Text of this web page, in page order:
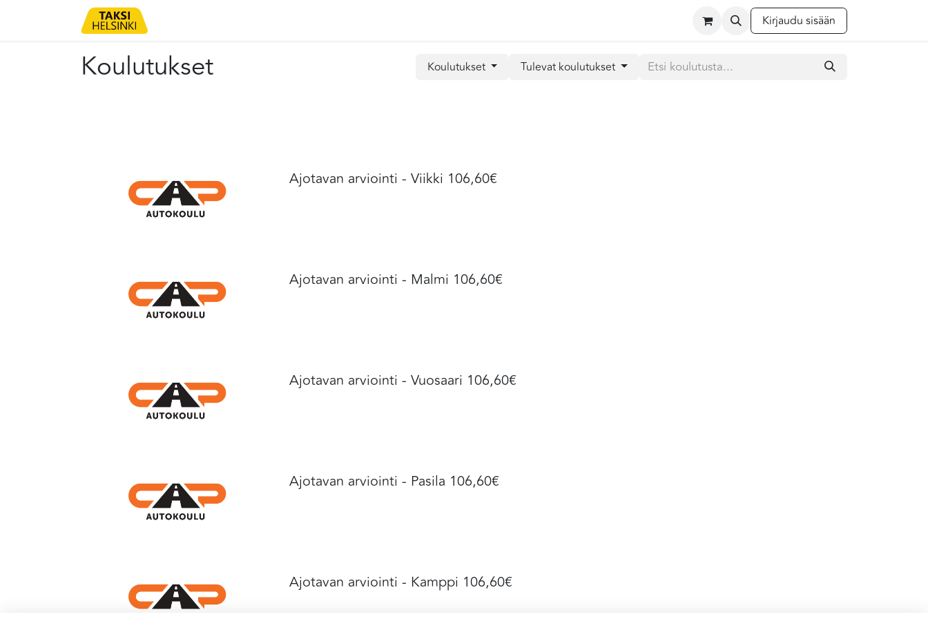
Kirjaudu sisään
Koulutukset Koulutukset Tulevat koulutukset
Ajotavan arviointi - Viikki 106,60€
Ajotavan arviointi - Malmi 106,60€
Ajotavan arviointi - Vuosaari 106,60€
Ajotavan arviointi - Pasila 106,60€
Ajotavan arviointi - Kamppi 106,60€